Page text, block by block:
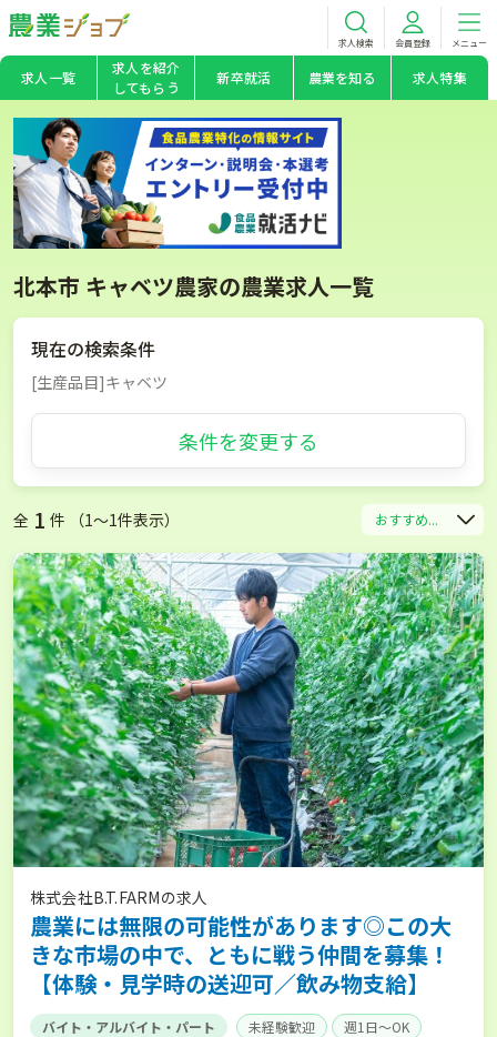
求人検索 会員登録 メニュー
求人一覧
求人を紹介
してもらう
新卒就活 農業を知る 求人特集
北本市 キャベツ農家の農業求人一覧
現在の検索条件
[生産品目]キャベツ
条件を変更する
全 1 件 （1〜1件表示） おすすめ...
株式会社B.T.FARMの求人
農業には無限の可能性があります◎この大
きな市場の中で、ともに戦う仲間を募集！
【体験・見学時の送迎可／飲み物支給】
バイト・アルバイト・パート 未経験歓迎
週1日～OK